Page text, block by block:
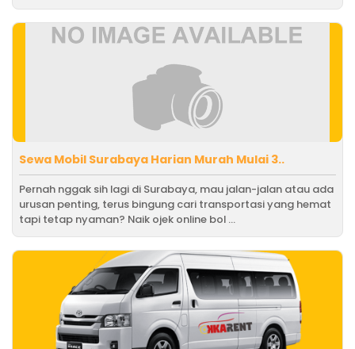
Sewa Mobil Surabaya Harian Murah Mulai 3..
Pernah nggak sih lagi di Surabaya, mau jalan-jalan atau ada
urusan penting, terus bingung cari transportasi yang hemat
tapi tetap nyaman? Naik ojek online bol ...